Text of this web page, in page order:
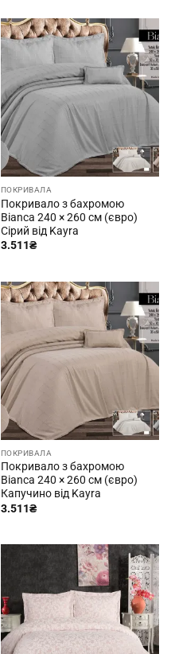
ПОКРИВАЛА
Покривало з бахромою
Bianca 240 × 260 см (євро)
Сірий від Kayra
3.511₴
ПОКРИВАЛА
Покривало з бахромою
Bianca 240 × 260 см (євро)
Капучино від Kayra
3.511₴